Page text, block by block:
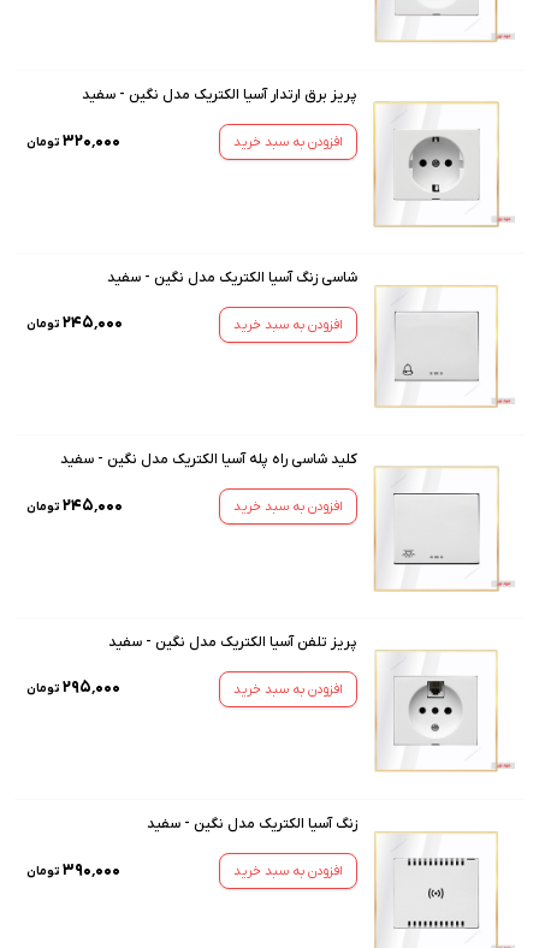
پریز برق ارتدار آسیا الکتریک مدل نگین - سفید
افزودن به سبد خرید ۳۲۰٬۰۰۰ تومان
شاسی زنگ آسیا الکتریک مدل نگین - سفید
افزودن به سبد خرید ۲۴۵٬۰۰۰ تومان
کلید شاسی راه پله آسیا الکتریک مدل نگین - سفید
افزودن به سبد خرید ۲۴۵٬۰۰۰ تومان
پریز تلفن آسیا الکتریک مدل نگین - سفید
افزودن به سبد خرید ۲۹۵٬۰۰۰ تومان
زنگ آسیا الکتریک مدل نگین - سفید
افزودن به سبد خرید ۳۹۰٬۰۰۰ تومان